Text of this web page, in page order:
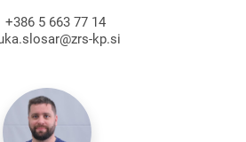
+386 5 663 77 14
kp.si